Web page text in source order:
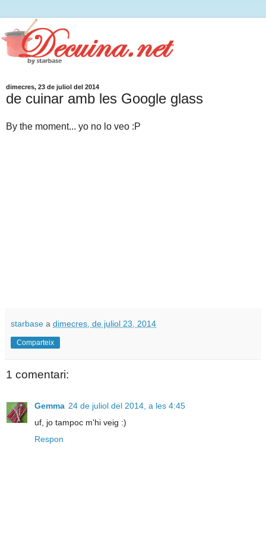
dimecres, 23 de juliol del 2014
de cuinar amb les Google glass
By the moment... yo no lo veo :P
starbase a dimecres, de juliol 23, 2014
Comparteix
1 comentari:
Gemma 24 de juliol del 2014, a les 4:45
uf, jo tampoc m'hi veig :)
Respon